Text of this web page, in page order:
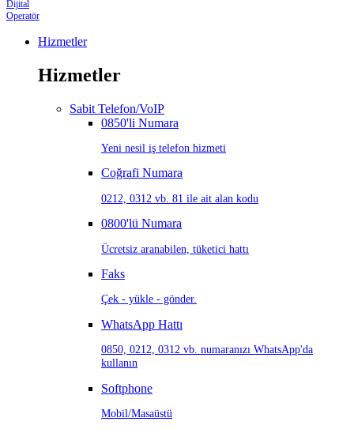
Dijital
Operatör
Hizmetler
Hizmetler
Sabit Telefon/VoIP
0850'li Numara
Yeni nesil iş telefon hizmeti
Coğrafi Numara
0212, 0312 vb. 81 ile ait alan kodu
0800'lü Numara
Ücretsiz aranabilen, tüketici hattı
Faks
Çek - yükle - gönder.
WhatsApp Hattı
0850, 0212, 0312 vb. numaranızı WhatsApp'da
kullanın
Softphone
Mobil/Masaüstü